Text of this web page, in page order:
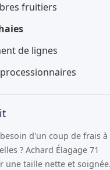
fruitiers
de lignes
d'un coup de frais à
? Achard Élagage 71
une taille nette et soignée.